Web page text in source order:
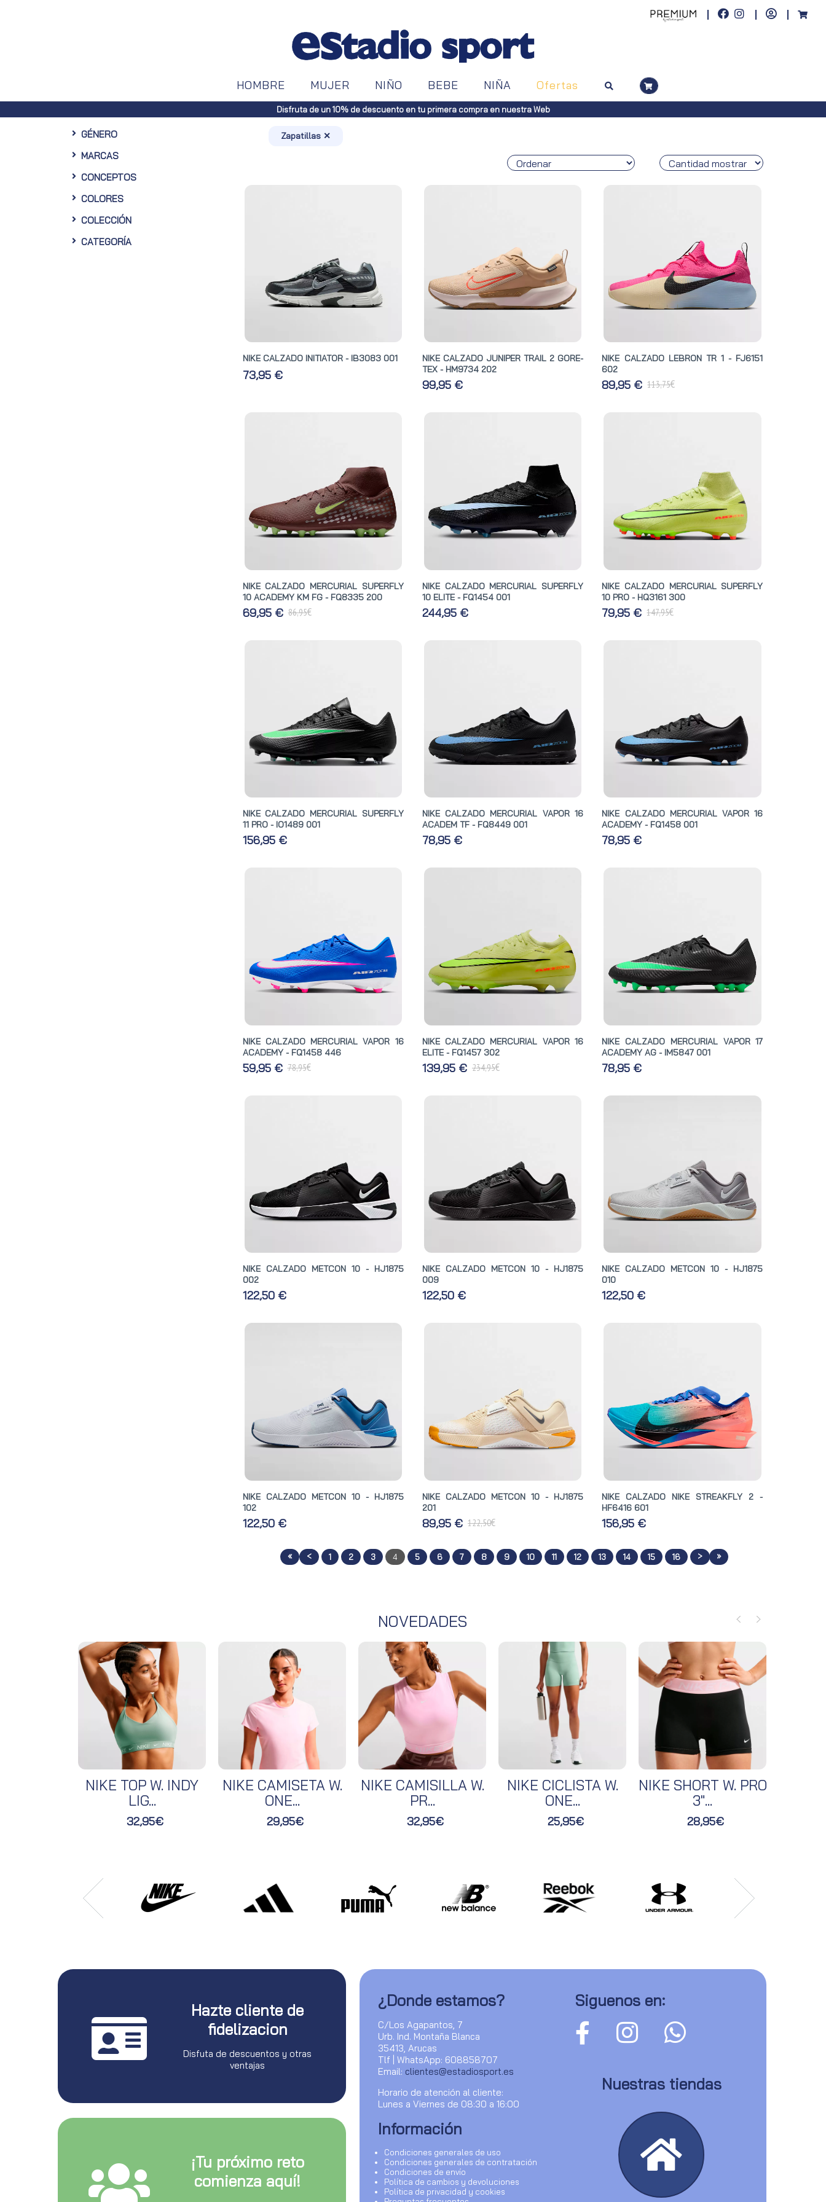
HOMBRE MUJER NIÑO BEBE NIÑA Ofertas
Disfruta de un 10% de descuento en tu primera compra en nuestra Web
GÉNERO
MARCAS
CONCEPTOS
COLORES
COLECCIÓN
CATEGORÍA
Zapatillas ✕
NIKE CALZADO INITIATOR - IB3083 001
73,95 €
NIKE CALZADO JUNIPER TRAIL 2 GORE-
TEX - HM9734 202
99,95 €
NIKE CALZADO LEBRON TR 1 - FJ6151
602
89,95 € 113,75€
NIKE CALZADO MERCURIAL SUPERFLY
10 ACADEMY KM FG - FQ8335 200
69,95 € 86,95€
NIKE CALZADO MERCURIAL SUPERFLY
10 ELITE - FQ1454 001
244,95 €
NIKE CALZADO MERCURIAL SUPERFLY
10 PRO - HQ3161 300
79,95 € 147,95€
NIKE CALZADO MERCURIAL SUPERFLY
11 PRO - IO1489 001
156,95 €
NIKE CALZADO MERCURIAL VAPOR 16
ACADEM TF - FQ8449 001
78,95 €
NIKE CALZADO MERCURIAL VAPOR 16
ACADEMY - FQ1458 001
78,95 €
NIKE CALZADO MERCURIAL VAPOR 16
ACADEMY - FQ1458 446
59,95 € 78,95€
NIKE CALZADO MERCURIAL VAPOR 16
ELITE - FQ1457 302
139,95 € 234,95€
NIKE CALZADO MERCURIAL VAPOR 17
ACADEMY AG - IM5847 001
78,95 €
NIKE CALZADO METCON 10 - HJ1875
002
122,50 €
NIKE CALZADO METCON 10 - HJ1875
009
122,50 €
NIKE CALZADO METCON 10 - HJ1875
010
122,50 €
NIKE CALZADO METCON 10 - HJ1875
102
122,50 €
NIKE CALZADO METCON 10 - HJ1875
201
89,95 € 122,50€
NIKE CALZADO NIKE STREAKFLY 2 -
HF6416 601
156,95 €
« < 1 2 3 4 5 6 7 8 9 10 11 12 13 14 15 16 > »
NOVEDADES
NIKE TOP W. INDY
LIG...
32,95€
NIKE CAMISETA W.
ONE...
29,95€
NIKE CAMISILLA W.
PR...
32,95€
NIKE CICLISTA W.
ONE...
25,95€
NIKE SHORT W. PRO
3"...
28,95€
Hazte cliente de
fidelizacion
Disfuta de descuentos y otras
ventajas
¡Tu próximo reto
comienza aquí!
¿Donde estamos?
C/Los Agapantos, 7
Urb. Ind. Montaña Blanca
35413, Arucas
Tlf | WhatsApp: 608858707
Email: clientes@estadiosport.es
Horario de atención al cliente:
Lunes a Viernes de 08:30 a 16:00
Información
Condiciones generales de uso
Condiciones generales de contratación
Condiciones de envío
Política de cambios y devoluciones
Política de privacidad y cookies
Siguenos en:
Nuestras tiendas